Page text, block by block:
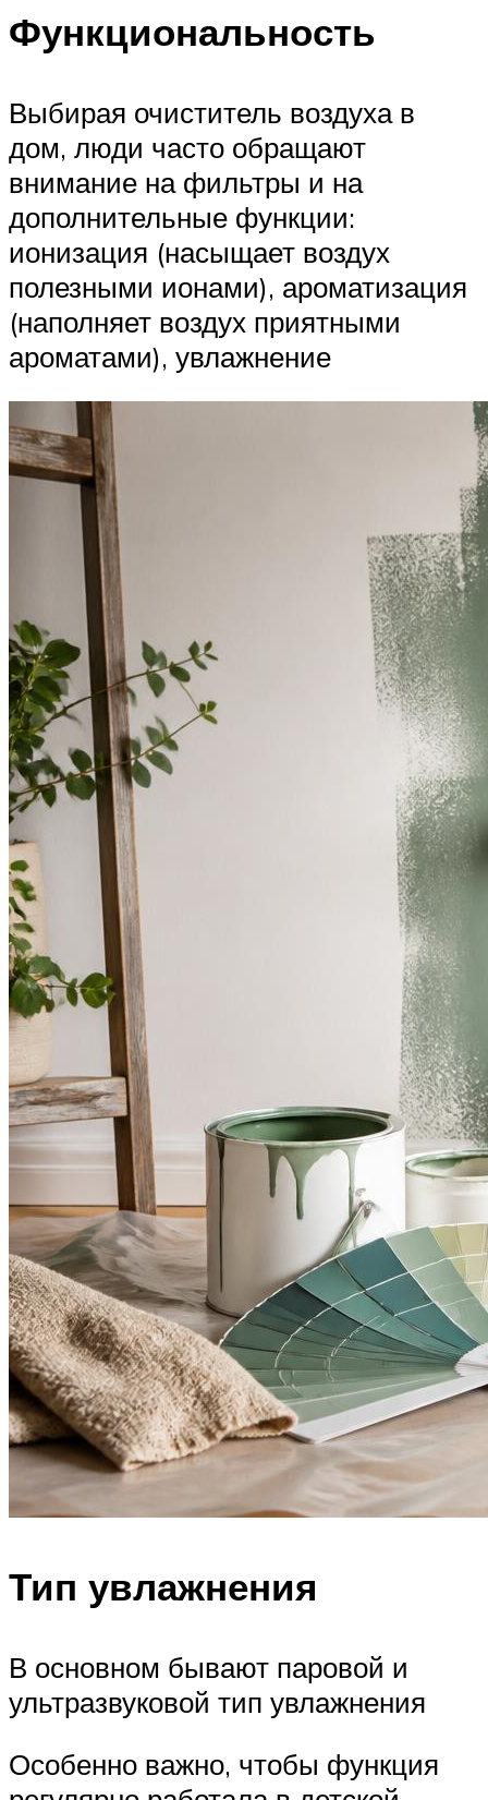
Функциональность
Выбирая очиститель воздуха в
дом, люди часто обращают
внимание на фильтры и на
дополнительные функции:
ионизация (насыщает воздух
полезными ионами), ароматизация
(наполняет воздух приятными
ароматами), увлажнение
Тип увлажнения
В основном бывают паровой и
ультразвуковой тип увлажнения
Особенно важно, чтобы функция